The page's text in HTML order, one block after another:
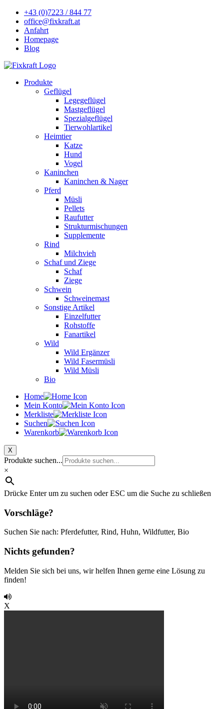
+43 (0)7223 / 844 77
office@fixkraft.at
Anfahrt
Homepage
Blog
Produkte
Geflügel
Legegeflügel
Mastgeflügel
Spezialgeflügel
Tierwohlartikel
Heimtier
Katze
Hund
Vogel
Kaninchen
Kaninchen & Nager
Pferd
Müsli
Pellets
Raufutter
Strukturmischungen
Supplemente
Rind
Milchvieh
Schaf und Ziege
Schaf
Ziege
Schwein
Schweinemast
Sonstige Artikel
Einzelfutter
Rohstoffe
Fanartikel
Wild
Wild Ergänzer
Wild Fasermüsli
Wild Müsli
Bio
Home
Mein Konto
Merkliste
Suchen
Warenkorb
X
Produkte suchen...
×
Drücke Enter um zu suchen oder ESC um die Suche zu schließen
Vorschläge?
Suchen Sie nach: Pferdefutter, Rind, Huhn, Wildfutter, Bio
Nichts gefunden?
Melden Sie sich bei uns, wir helfen Ihnen gerne eine Lösung zu
finden!
X